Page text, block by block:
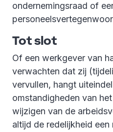
ondernemingsraad of
Tot slot
Of een werkgever van
verwachten dat zij
vervullen, hangt
omstandigheden van
wijzigen van de
altijd de redelijkheid een